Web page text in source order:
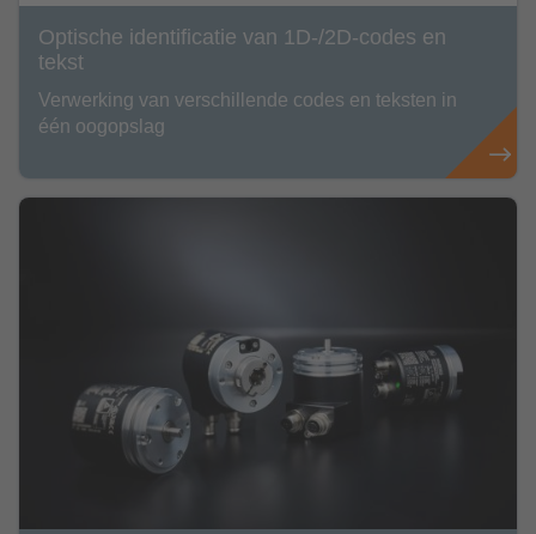
Optische identificatie van 1D-/2D-codes en
tekst
Verwerking van verschillende codes en teksten in
één oogopslag